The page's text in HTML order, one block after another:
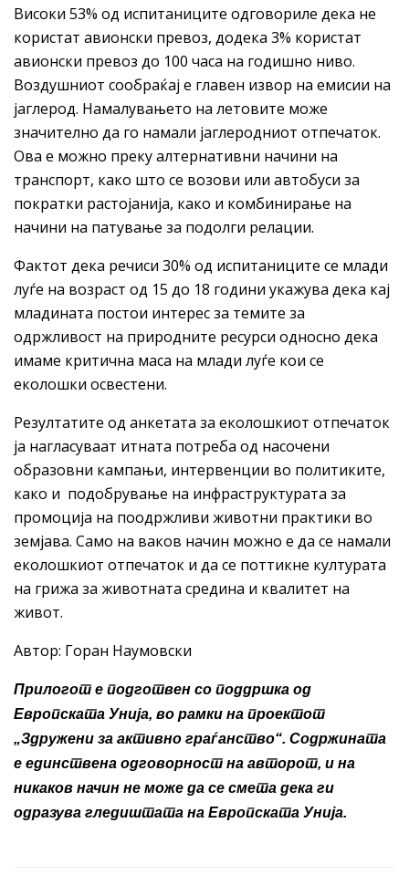
Високи 53% од испитаниците одговориле дека не
користат авионски превоз, додека 3% користат
авионски превоз до 100 часа на годишно ниво.
Воздушниот сообраќај е главен извор на емисии на
јаглерод. Намалувањето на летовите може
значително да го намали јаглеродниот отпечаток.
Ова е можно преку алтернативни начини на
транспорт, како што се возови или автобуси за
пократки растојанија, како и комбинирање на
начини на патување за подолги релации.
Фактот дека речиси 30% од испитаниците се млади
луѓе на возраст од 15 до 18 години укажува дека кај
младината постои интерес за темите за
одржливост на природните ресурси односно дека
имаме критична маса на млади луѓе кои се
еколошки освестени.
Резултатите од анкетата за еколошкиот отпечаток
ја нагласуваат итната потреба од насочени
образовни кампањи, интервенции во политиките,
како и подобрување на инфраструктурата за
промоција на поодржливи животни практики во
земјава. Само на ваков начин можно е да се намали
еколошкиот отпечаток и да се поттикне културата
на грижа за животната средина и квалитет на
живот.
Автор: Горан Наумовски
Прилогот е подготвен со поддршка од
Европската Унија, во рамки на проектот
„Здружени за активно граѓанство“. Содржината
е единствена одговорност на авторот, и на
никаков начин не може да се смета дека ги
одразува гледиштата на Европската Унија.